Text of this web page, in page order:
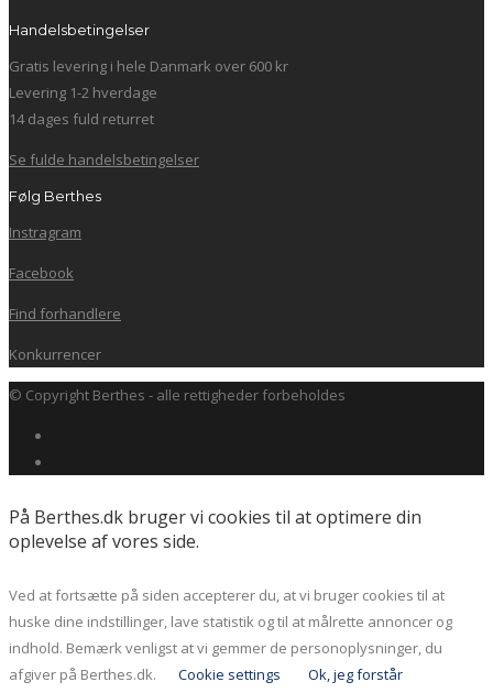
Handelsbetingelser
Gratis levering i hele Danmark over 600 kr
Levering 1-2 hverdage
14 dages fuld returret
Se fulde handelsbetingelser
Følg Berthes
Instragram
Facebook
Find forhandlere
Konkurrencer
© Copyright Berthes - alle rettigheder forbeholdes
På Berthes.dk bruger vi cookies til at optimere din
oplevelse af vores side.
Ved at fortsætte på siden accepterer du, at vi bruger cookies til at
huske dine indstillinger, lave statistik og til at målrette annoncer og
indhold. Bemærk venligst at vi gemmer de personoplysninger, du
afgiver på Berthes.dk.
Cookie settings
Ok, jeg forstår